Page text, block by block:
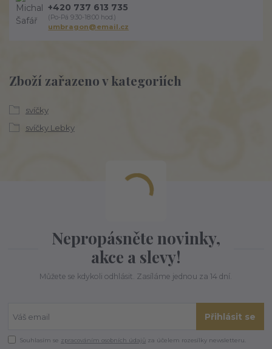
Zboží zařazeno v kategoriích
svíčky
svíčky Lebky
+420 737 613 735
(Po-Pá 9:30-18:00 hod.)
umbragon@email.cz
Nepropásněte novinky,
akce a slevy!
Můžete se kdykoli odhlásit. Zasíláme jednou za 14 dní.
Přihlásit se
Souhlasím se zpracováním osobních údajů za účelem rozesílky newsletteru.